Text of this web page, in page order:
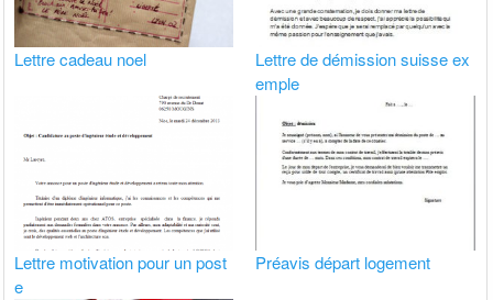
Lettre cadeau noel
Lettre de démission suisse ex
emple
Lettre motivation pour un post
e
Préavis départ logement